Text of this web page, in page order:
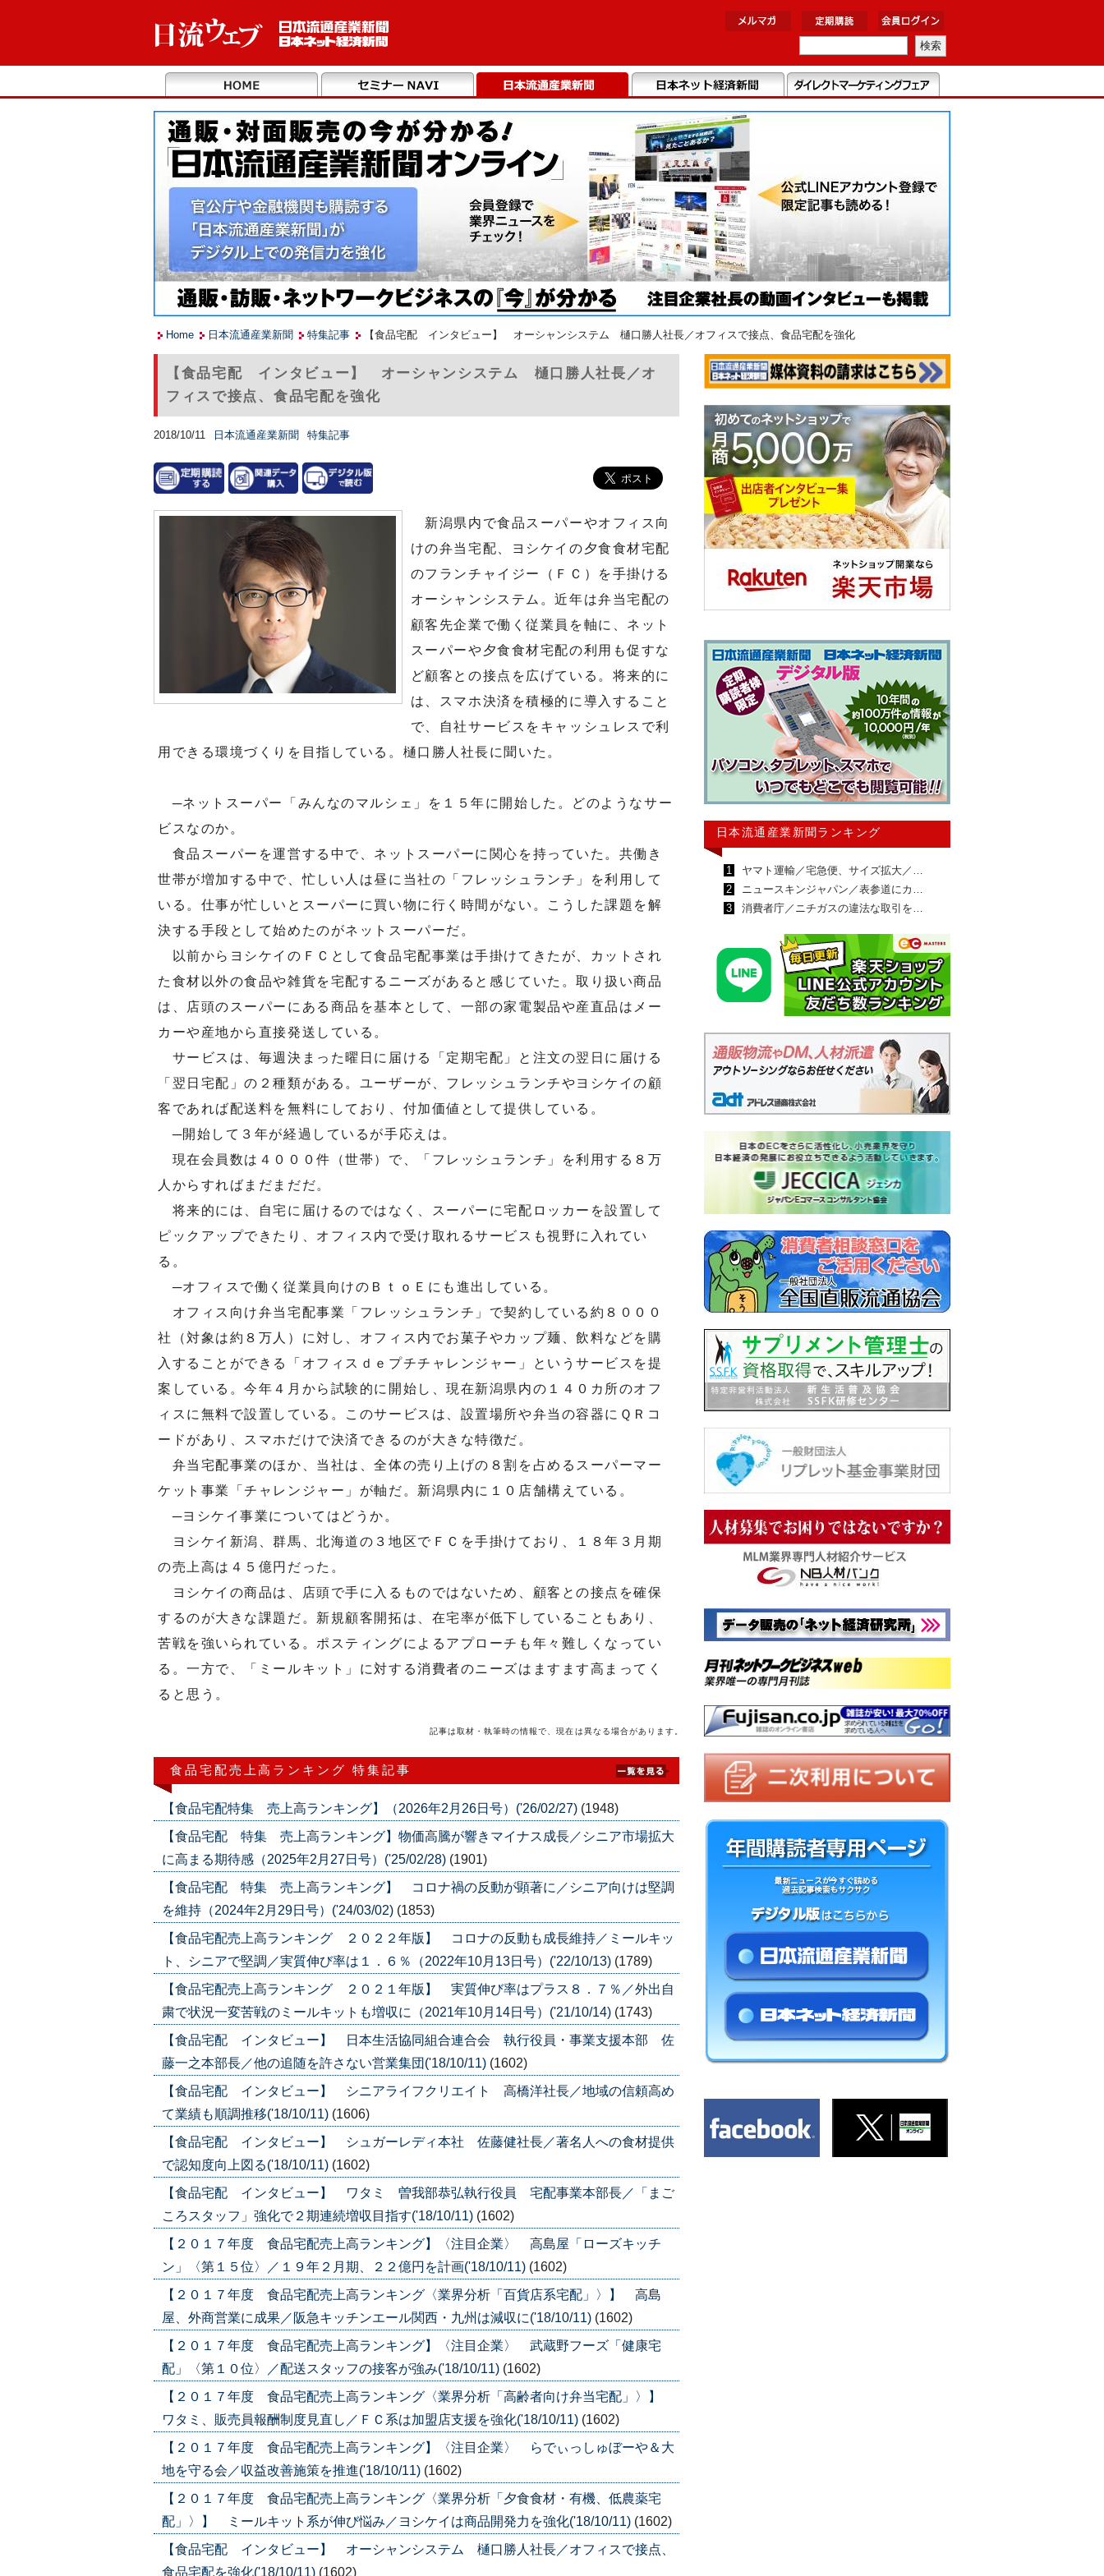
Home 日本流通産業新聞 特集記事 【食品宅配 インタビュー】 オーシャンシステム 樋口勝人社長／オフィスで接点、食品宅配を強化
【食品宅配 インタビュー】 オーシャンシステム 樋口勝人社長／オ
フィスで接点、食品宅配を強化
2018/10/11 日本流通産業新聞 特集記事
新潟県内で食品スーパーやオフィス向
けの弁当宅配、ヨシケイの夕食食材宅配
のフランチャイジー（ＦＣ）を手掛ける
オーシャンシステム。近年は弁当宅配の
顧客先企業で働く従業員を軸に、ネット
スーパーや夕食食材宅配の利用も促すな
ど顧客との接点を広げている。将来的に
は、スマホ決済を積極的に導入すること
で、自社サービスをキャッシュレスで利
用できる環境づくりを目指している。樋口勝人社長に聞いた。
─ネットスーパー「みんなのマルシェ」を１５年に開始した。どのようなサー
ビスなのか。
食品スーパーを運営する中で、ネットスーパーに関心を持っていた。共働き
世帯が増加する中で、忙しい人は昼に当社の「フレッシュランチ」を利用して
いる。仕事が忙しいとスーパーに買い物に行く時間がない。こうした課題を解
決する手段として始めたのがネットスーパーだ。
以前からヨシケイのＦＣとして食品宅配事業は手掛けてきたが、カットされ
た食材以外の食品や雑貨を宅配するニーズがあると感じていた。取り扱い商品
は、店頭のスーパーにある商品を基本として、一部の家電製品や産直品はメー
カーや産地から直接発送している。
サービスは、毎週決まった曜日に届ける「定期宅配」と注文の翌日に届ける
「翌日宅配」の２種類がある。ユーザーが、フレッシュランチやヨシケイの顧
客であれば配送料を無料にしており、付加価値として提供している。
─開始して３年が経過しているが手応えは。
現在会員数は４０００件（世帯）で、「フレッシュランチ」を利用する８万
人からすればまだまだだ。
将来的には、自宅に届けるのではなく、スーパーに宅配ロッカーを設置して
ピックアップできたり、オフィス内で受け取れるサービスも視野に入れてい
る。
─オフィスで働く従業員向けのＢｔｏＥにも進出している。
オフィス向け弁当宅配事業「フレッシュランチ」で契約している約８０００
社（対象は約８万人）に対し、オフィス内でお菓子やカップ麺、飲料などを購
入することができる「オフィスｄｅプチチャレンジャー」というサービスを提
案している。今年４月から試験的に開始し、現在新潟県内の１４０カ所のオフ
ィスに無料で設置している。このサービスは、設置場所や弁当の容器にＱＲコ
ードがあり、スマホだけで決済できるのが大きな特徴だ。
弁当宅配事業のほか、当社は、全体の売り上げの８割を占めるスーパーマー
ケット事業「チャレンジャー」が軸だ。新潟県内に１０店舗構えている。
─ヨシケイ事業についてはどうか。
ヨシケイ新潟、群馬、北海道の３地区でＦＣを手掛けており、１８年３月期
の売上高は４５億円だった。
ヨシケイの商品は、店頭で手に入るものではないため、顧客との接点を確保
するのが大きな課題だ。新規顧客開拓は、在宅率が低下していることもあり、
苦戦を強いられている。ポスティングによるアプローチも年々難しくなってい
る。一方で、「ミールキット」に対する消費者のニーズはますます高まってく
ると思う。
記事は取材・執筆時の情報で、現在は異なる場合があります。
食品宅配売上高ランキング 特集記事
【食品宅配特集 売上高ランキング】（2026年2月26日号）('26/02/27) (1948)
【食品宅配 特集 売上高ランキング】物価高騰が響きマイナス成長／シニア市場拡大
に高まる期待感（2025年2月27日号）('25/02/28) (1901)
【食品宅配 特集 売上高ランキング】 コロナ禍の反動が顕著に／シニア向けは堅調
を維持（2024年2月29日号）('24/03/02) (1853)
【食品宅配売上高ランキング ２０２２年版】 コロナの反動も成長維持／ミールキッ
ト、シニアで堅調／実質伸び率は１．６％（2022年10月13日号）('22/10/13) (1789)
【食品宅配売上高ランキング ２０２１年版】 実質伸び率はプラス８．７％／外出自
粛で状況一変苦戦のミールキットも増収に（2021年10月14日号）('21/10/14) (1743)
【食品宅配 インタビュー】 日本生活協同組合連合会 執行役員・事業支援本部 佐
藤一之本部長／他の追随を許さない営業集団('18/10/11) (1602)
【食品宅配 インタビュー】 シニアライフクリエイト 高橋洋社長／地域の信頼高め
て業績も順調推移('18/10/11) (1606)
【食品宅配 インタビュー】 シュガーレディ本社 佐藤健社長／著名人への食材提供
で認知度向上図る('18/10/11) (1602)
【食品宅配 インタビュー】 ワタミ 曽我部恭弘執行役員 宅配事業本部長／「まご
ころスタッフ」強化で２期連続増収目指す('18/10/11) (1602)
【２０１７年度 食品宅配売上高ランキング】〈注目企業〉 高島屋「ローズキッチ
ン」〈第１５位〉／１９年２月期、２２億円を計画('18/10/11) (1602)
【２０１７年度 食品宅配売上高ランキング〈業界分析「百貨店系宅配」〉】 高島
屋、外商営業に成果／阪急キッチンエール関西・九州は減収に('18/10/11) (1602)
【２０１７年度 食品宅配売上高ランキング】〈注目企業〉 武蔵野フーズ「健康宅
配」〈第１０位〉／配送スタッフの接客が強み('18/10/11) (1602)
【２０１７年度 食品宅配売上高ランキング〈業界分析「高齢者向け弁当宅配」〉】
ワタミ、販売員報酬制度見直し／ＦＣ系は加盟店支援を強化('18/10/11) (1602)
【２０１７年度 食品宅配売上高ランキング】〈注目企業〉 らでぃっしゅぼーや＆大
地を守る会／収益改善施策を推進('18/10/11) (1602)
【２０１７年度 食品宅配売上高ランキング〈業界分析「夕食食材・有機、低農薬宅
配」〉】 ミールキット系が伸び悩み／ヨシケイは商品開発力を強化('18/10/11) (1602)
【食品宅配 インタビュー】 オーシャンシステム 樋口勝人社長／オフィスで接点、
食品宅配を強化('18/10/11) (1602)
日本流通産業新聞ランキング
1
ヤマト運輸／宅急便、サイズ拡大／…
2
ニュースキンジャパン／表参道にカ…
3
消費者庁／ニチガスの違法な取引を…